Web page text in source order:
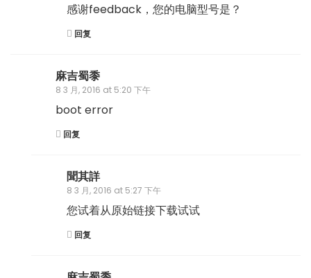
感谢feedback，您的电脑型号是？
回复
麻吉蜀黍
8 3 月, 2016 at 5:20 下午
boot error
回复
聞其詳
8 3 月, 2016 at 5:27 下午
您试着从原始链接下载试试
回复